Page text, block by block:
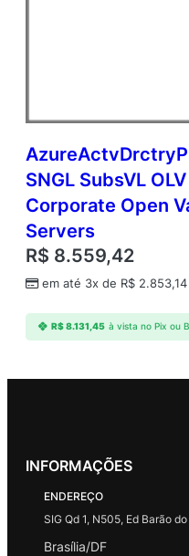
SNGL SubsVL
Corporate Open
Servers
R$ 8.559,42
em até 3x de R$ 2.853,14
R$8.131,45 à vista no Pix ou
INFORMAÇÕES
ENDEREÇO
SIG Qd 1, N505, Ed Barão
Brasília/DF